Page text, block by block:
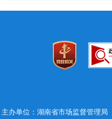
主办单位：湖南省市场监督管理局